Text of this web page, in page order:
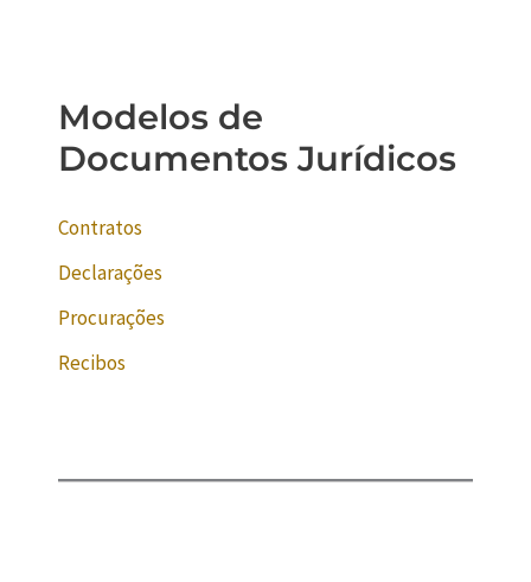
Modelos de
Documentos Jurídicos
Contratos
Declarações
Procurações
Recibos